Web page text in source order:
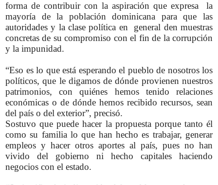
forma de contribuir con la aspiración que expresa la
mayoría de la población dominicana para que las
autoridades y la clase política en general den muestras
concretas de su compromiso con el fin de la corrupción
y la impunidad.
“Eso es lo que está esperando el pueblo de nosotros los
políticos, que le digamos de dónde provienen nuestros
patrimonios, con quiénes hemos tenido relaciones
económicas o de dónde hemos recibido recursos, sean
del país o del exterior”, precisó.
Sostuvo que puede hacer la propuesta porque tanto él
como su familia lo que han hecho es trabajar, generar
empleos y hacer otros aportes al país, pues no han
vivido del gobierno ni hecho capitales haciendo
negocios con el estado.